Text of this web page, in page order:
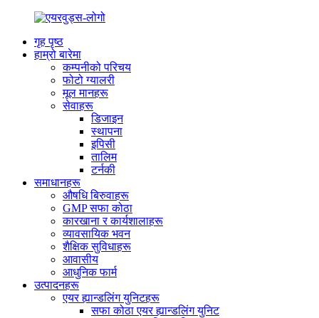
गृह पृष्ठ
हाम्रो बारेमा
कम्पनीको परिचय
फोटो ग्यालरी
मूल मानहरू
सेवाहरू
डिजाइन
स्थापना
इपिसी
तालिम
टर्नकी
समाधानहरू
औषधि बिरुवाहरू
GMP सफा कोठा
कारखाना र कार्यशालाहरू
व्यावसायिक भवन
शैक्षिक सुविधाहरू
आवासीय
आधुनिक फार्म
उत्पादनहरू
एयर ह्यान्डलिंग युनिटहरू
सफा कोठा एयर ह्यान्डलिंग युनिट